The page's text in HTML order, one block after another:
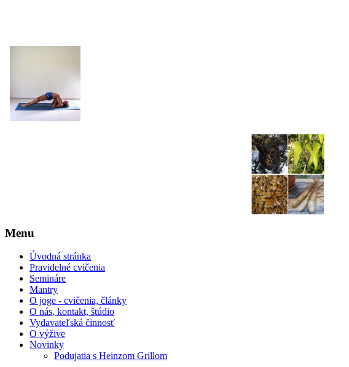
Menu
Úvodná stránka
Pravidelné cvičenia
Semináre
Mantry
O joge - cvičenia, články
O nás, kontakt, štúdio
Vydavateľská činnosť
O výžive
Novinky
Podujatia s Heinzom Grillom